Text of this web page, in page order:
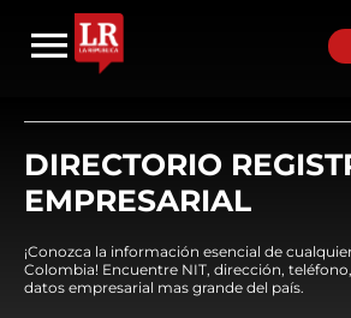
DIRECTORIO
EMPRESARIAL
¡Conozca la información esencial de
Colombia! Encuentre NIT, dirección,
datos empresarial mas grande del país.